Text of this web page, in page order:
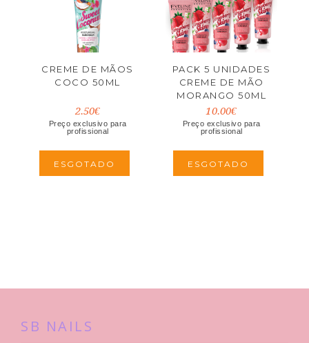
CREME DE MÃOS
COCO 50ML
2.50€
Preço exclusivo para
profissional
ESGOTADO
PACK 5 UNIDADES
CREME DE MÃO
MORANGO 50ML
10.00€
Preço exclusivo para
profissional
ESGOTADO
SB NAILS